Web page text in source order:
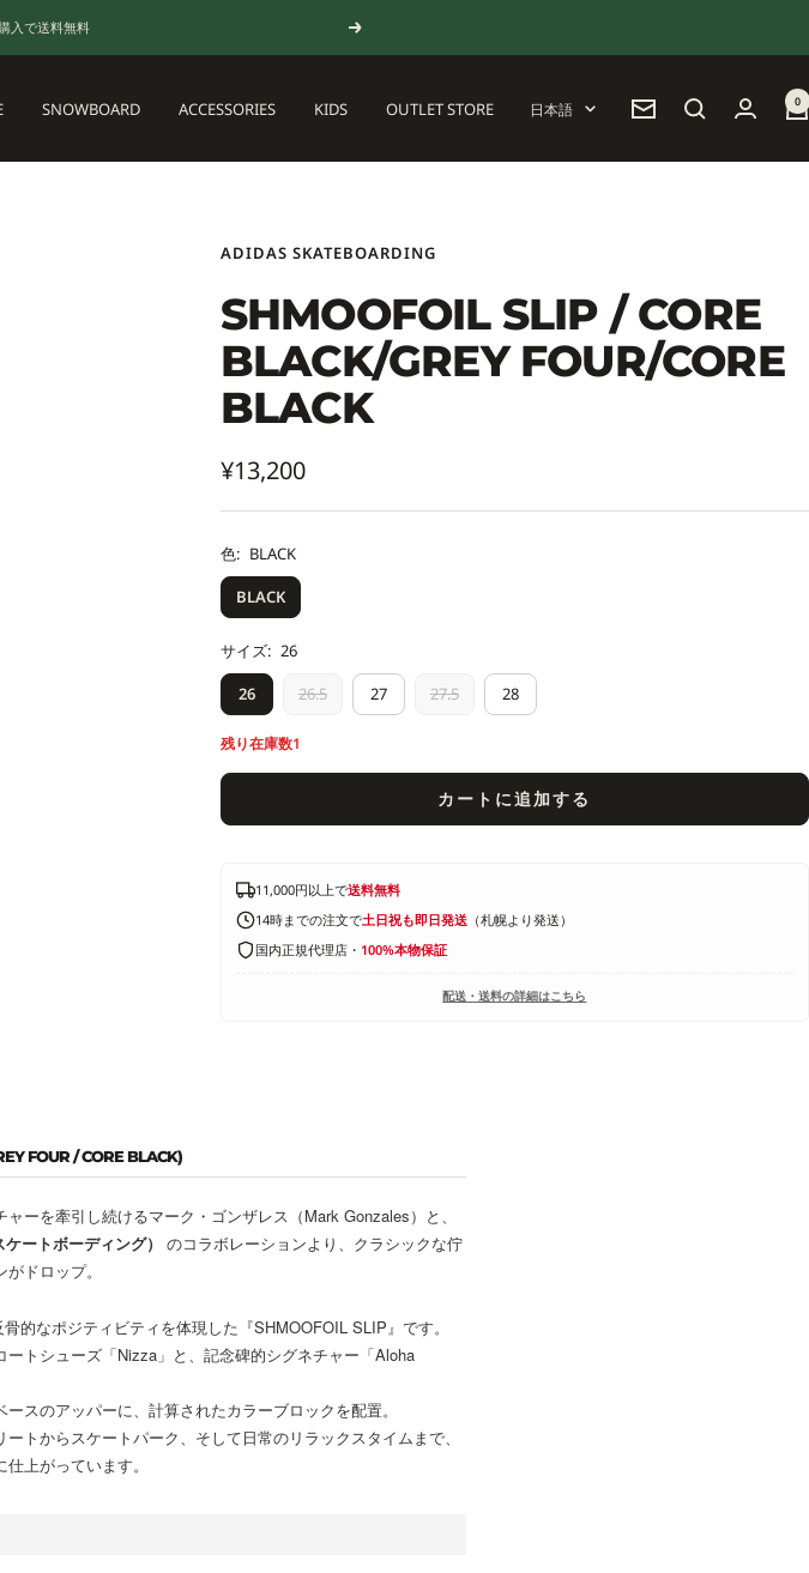
入で送料無料
次
へ
SNOWBOARD ACCESSORIES KIDS OUTLET STORE
言
日本語
ニ
ー
0
ADIDAS SKATEBOARDING
SHMOOFOIL SLIP / CORE
BLACK/GREY FOUR/CORE
BLACK
セ
ー
ル
価
¥13,200
色: BLACK
BLACK
サイズ: 26
26
26.5 27 27.5 28
残り在庫数1
カートに追加する
11,000円以上で送料無料
14時までの注文で土日祝も即日発送（札幌より発送）
国内正規代理店・ 100%本物保証
配送・送料の詳細はこちら
FOUR / CORE BLACK)
ーを牽引し続けるマーク・ゴンザレス（Mark Gonzales）と、
ートボーディング）
のコラボレーションより、クラシックな佇
ドロップ。
的なポジティビティを体現した『SHMOOFOIL SLIP』です。
トシューズ「Nizza」と、記念碑的シグネチャー「Aloha
スのアッパーに、計算されたカラーブロックを配置。
トからスケートパーク、そして日常のリラックスタイムまで、
上がっています。